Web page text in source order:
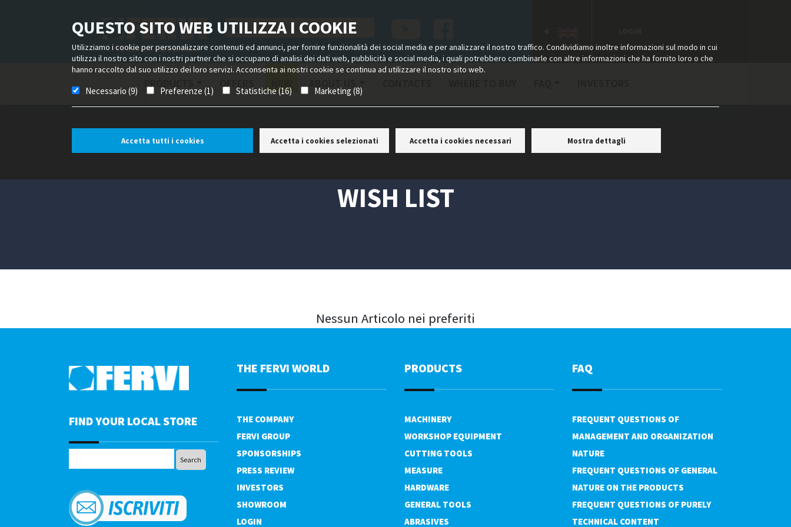
QUESTO SITO WEB UTILIZZA I COOKIE
Utilizziamo i cookie per personalizzare contenuti ed annunci, per fornire funzionalità dei social media e per analizzare il nostro traffico. Condividiamo inoltre informazioni sul modo in cui
utilizza il nostro sito con i nostri partner che si occupano di analisi dei dati web, pubblicità e social media, i quali potrebbero combinarle con altre informazioni che ha fornito loro o che
hanno raccolto dal suo utilizzo dei loro servizi. Acconsenta ai nostri cookie se continua ad utilizzare il nostro sito web.
Necessario (9) Preferenze (1) Statistiche (16) Marketing (8)
Accetta tutti i cookies Accetta i cookies selezionati Accetta i cookies necessari Mostra dettagli
PRODUCTS OFFERS
WISH LIST
Nessun Articolo nei preferiti
FIND YOUR LOCAL STORE
THE FERVI WORLD
THE COMPANY
FERVI GROUP
SPONSORSHIPS
PRESS REVIEW
INVESTORS
SHOWROOM
LOGIN
PRODUCTS
MACHINERY
WORKSHOP EQUIPMENT
CUTTING TOOLS
MEASURE
HARDWARE
GENERAL TOOLS
ABRASIVES
FAQ
FREQUENT QUESTIONS OF
MANAGEMENT AND ORGANIZATION
NATURE
FREQUENT QUESTIONS OF GENERAL
NATURE ON THE PRODUCTS
FREQUENT QUESTIONS OF PURELY
TECHNICAL CONTENT